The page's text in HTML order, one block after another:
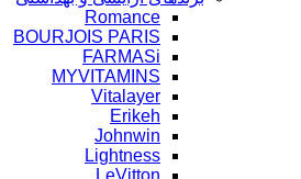
Romance
BOURJOIS PARIS
FARMASi
MYVITAMINS
Vitalayer
Erikeh
Johnwin
Lightness
LeVitton